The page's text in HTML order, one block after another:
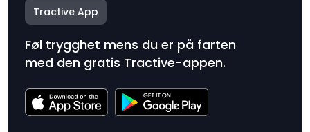
Tractive App
Føl trygghet mens du er på farten
med den gratis Tractive-appen.